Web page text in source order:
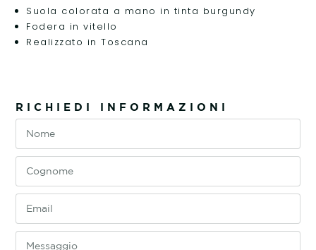
Suola colorata a mano in tinta burgundy
Fodera in vitello
Realizzato in Toscana
RICHIEDI INFORMAZIONI